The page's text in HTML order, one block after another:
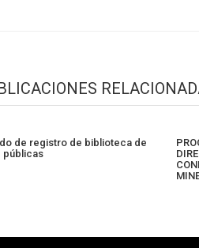
de registro de biblioteca de
públicas